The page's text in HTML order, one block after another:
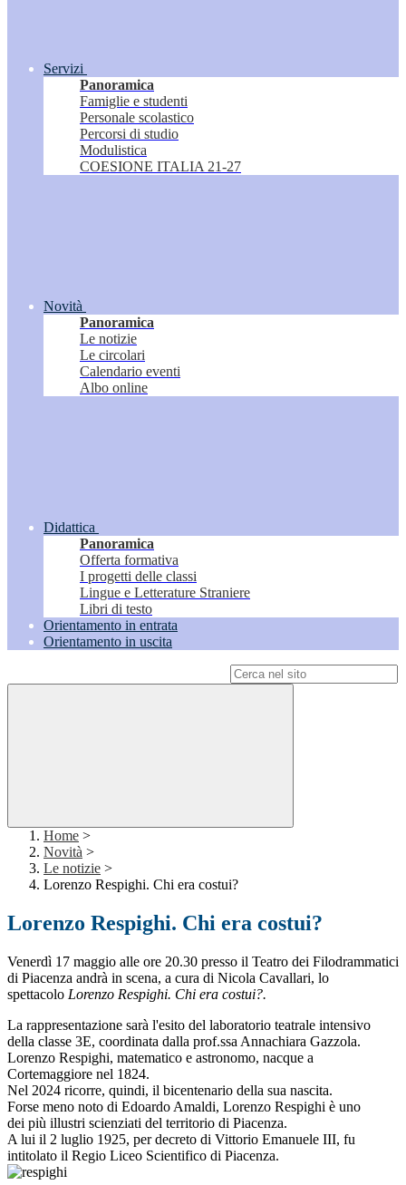
Servizi
Panoramica
Famiglie e studenti
Personale scolastico
Percorsi di studio
Modulistica
COESIONE ITALIA 21-27
Novità
Panoramica
Le notizie
Le circolari
Calendario eventi
Albo online
Didattica
Panoramica
Offerta formativa
I progetti delle classi
Lingue e Letterature Straniere
Libri di testo
Orientamento in entrata
Orientamento in uscita
Home >
Novità >
Le notizie >
Lorenzo Respighi. Chi era costui?
Lorenzo Respighi. Chi era costui?
Venerdì 17 maggio alle ore 20.30 presso il Teatro dei Filodrammatici
di Piacenza andrà in scena, a cura di Nicola Cavallari, lo
spettacolo Lorenzo Respighi. Chi era costui?.
La rappresentazione sarà l'esito del laboratorio teatrale intensivo
della classe 3E, coordinata dalla prof.ssa Annachiara Gazzola.
Lorenzo Respighi, matematico e astronomo, nacque a
Cortemaggiore nel 1824.
Nel 2024 ricorre, quindi, il bicentenario della sua nascita.
Forse meno noto di Edoardo Amaldi, Lorenzo Respighi è uno
dei più illustri scienziati del territorio di Piacenza.
A lui il 2 luglio 1925, per decreto di Vittorio Emanuele III, fu
intitolato il Regio Liceo Scientifico di Piacenza.